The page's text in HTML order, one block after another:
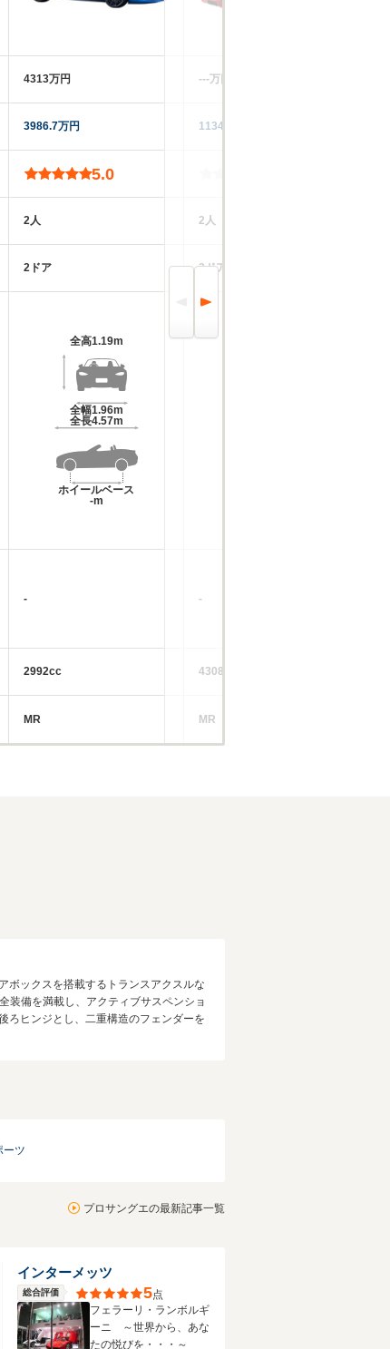
4313万円
3986.7万円
5.0
2人
2ドア
全高1.19m
全幅1.96m
全長4.57m
ホイールベース
-m
-
2992cc
MR
‐‐‐万円
11345万円
2人
2ドア
-
4308cc
MR
ボックスを搭載するトランスアクスルな
装備を満載し、アクティブサスペンショ
ろヒンジとし、二重構造のフェンダーを
ーツ
プロサングエの最新記事一覧
インターメッツ
総合評価 5点
フェラーリ・ランボルギ
ーニ ～世界から、あな
たの悦びを・・・～